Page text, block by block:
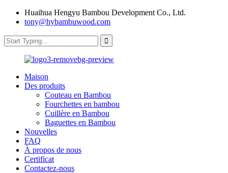
Huaihua Hengyu Bambou Development Co., Ltd.
tony@hybambuwood.com
Maison
Des produits
Couteau en Bambou
Fourchettes en bambou
Cuillère en Bambou
Baguettes en Bambou
Nouvelles
FAQ
À propos de nous
Certificat
Contactez-nous